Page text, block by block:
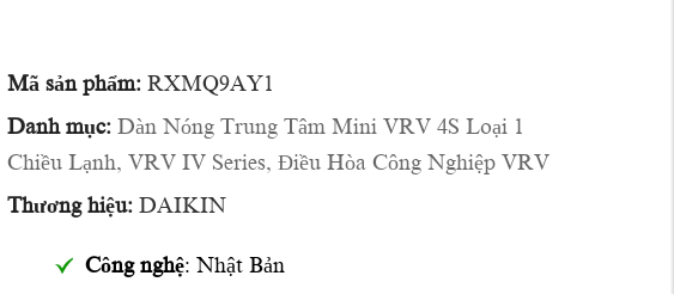
Mã sản phẩm: RXMQ9AY1
Danh mục: Dàn Nóng Trung Tâm Mini VRV 4S Loại 1
Chiều Lạnh, VRV IV Series, Điều Hòa Công Nghiệp VRV
Thương hiệu: DAIKIN
Công nghệ: Nhật Bản